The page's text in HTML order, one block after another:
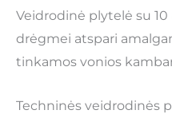
Veidrodinė plytelė su
drėgmei atspari
tinkamos vonios
Techninės veidrodinės